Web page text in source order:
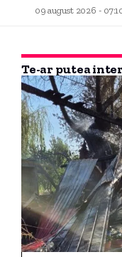
09 august 2026 -
Te-ar putea